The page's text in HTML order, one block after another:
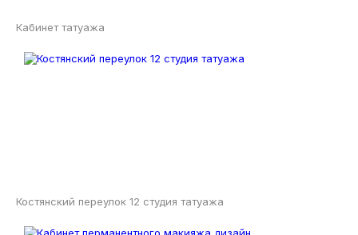
Кабинет татуажа
Костянский переулок 12 студия татуажа